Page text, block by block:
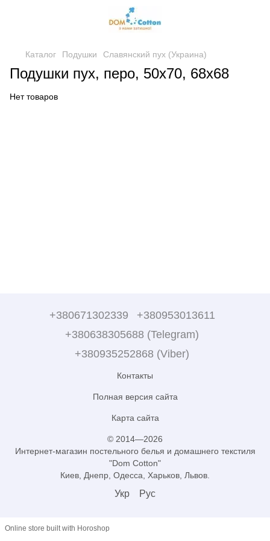
Каталог Подушки Славянский пух (Украина)
Подушки пух, перо, 50х70, 68х68
Нет товаров
+380671302339
+380953013611
+380638305688 (Telegram)
+380935252868 (Viber)
Контакты
Полная версия сайта
Карта сайта
© 2014—2026
Интернет-магазин постельного белья и домашнего текстиля
"Dom Cotton"
Киев, Днепр, Одесса, Харьков, Львов.
Укр Рус
Online store built with Horoshop